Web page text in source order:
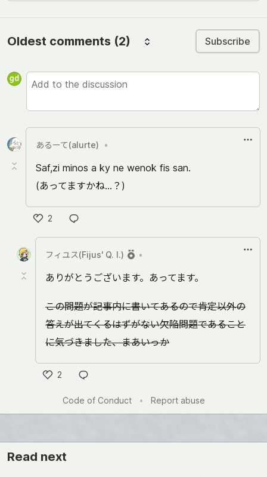
Oldest comments (2) Subscribe
あるーて(alurte) •
Saf,zi minos a ky ne wenok fis san.
(あってますかね…？)
2
Like
フィユス(Fijus' Q. I.)
•
ありがとうございます。あってます。
この問題が記事内に書いてあるので肯定以外の
答えが出てくるはずがない欠陥問題であること
に気づきました、まあいっか
2
Code of Conduct
• Report abuse
Read next